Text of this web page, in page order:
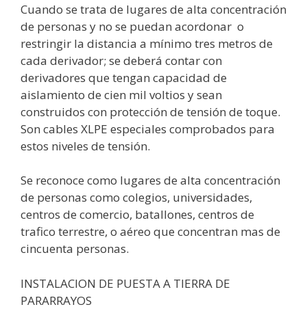
Cuando se trata de lugares de alta concentración
de personas y no se puedan acordonar o
restringir la distancia a mínimo tres metros de
cada derivador; se deberá contar con
derivadores que tengan capacidad de
aislamiento de cien mil voltios y sean
construidos con protección de tensión de toque.
Son cables XLPE especiales comprobados para
estos niveles de tensión.
Se reconoce como lugares de alta concentración
de personas como colegios, universidades,
centros de comercio, batallones, centros de
trafico terrestre, o aéreo que concentran mas de
cincuenta personas.
INSTALACION DE PUESTA A TIERRA DE
PARARRAYOS